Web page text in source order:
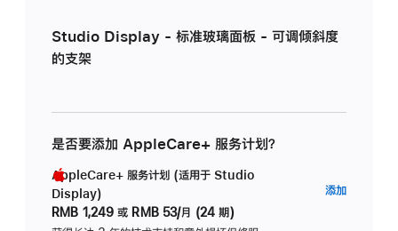
Studio Display - 标准玻璃面板 - 可调倾斜度
的支架
是否要添加 AppleCare+ 服务计划？
AppleCare+ 服务计划 (适用于 Studio
Display)
RMB 1,249 或 RMB 53/月 (24 期)
添加